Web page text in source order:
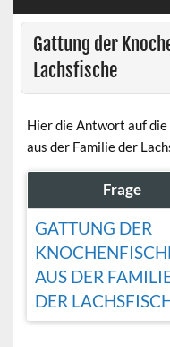
Gattung der
Lachsfische
Hier die Antwort auf
aus der Familie der
Frage
GATTUNG DER
AUS DER
DER